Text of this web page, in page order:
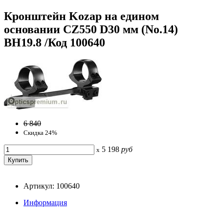
Кронштейн Kozap на едином
основании CZ550 D30 мм (No.14)
BH19.8 /Код 100640
6 840
Скидка 24%
x 5 198 руб
Артикул: 100640
Информация